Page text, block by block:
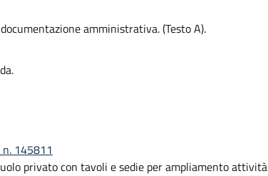
amministrativa. (Testo A).
145811
privato con tavoli e sedie per ampliamento attività